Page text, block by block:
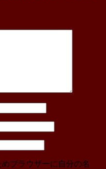
ブラウザーに自分の名